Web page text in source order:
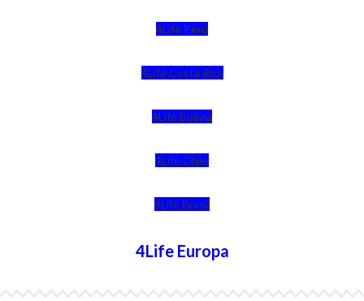
4Life Perú
4Life Costa Rica
4Life Bolivia
4Life Chile
4Life Brasil
4Life Europa